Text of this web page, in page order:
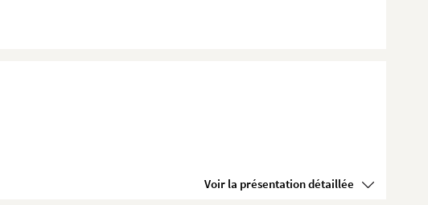
Voir la présentation détaillée